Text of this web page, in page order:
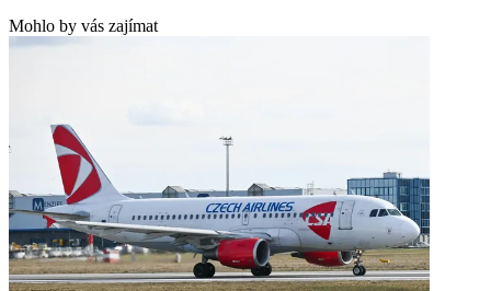
Mohlo by vás zajímat